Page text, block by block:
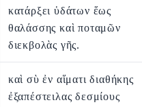
κατάρξει ὑδάτων ἕως
θαλάσσης καὶ ποταμῶν
διεκβολὰς γῆς.
καὶ σὺ ἐν αἵματι διαθήκης
ἐξαπέστειλας δεσμίους